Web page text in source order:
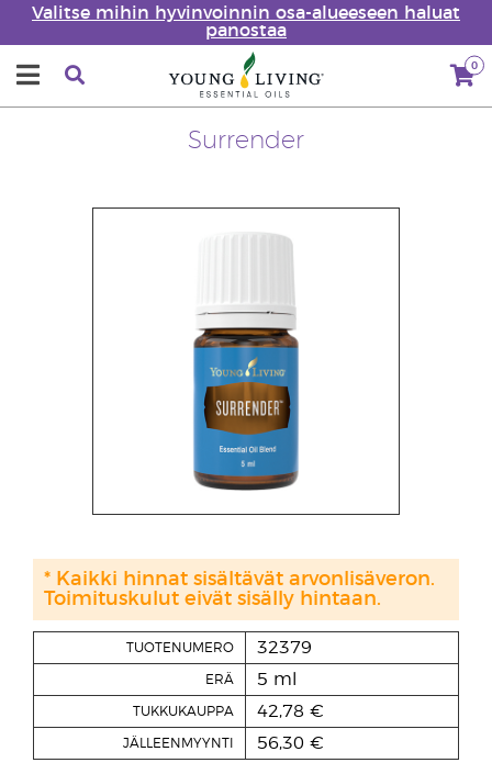
Valitse mihin hyvinvoinnin osa-alueeseen haluat
panostaa
0
Surrender
TUOTENUMERO 32379
ERÄ 5 ml
TUKKUKAUPPA 42,78 €
JÄLLEENMYYNTI 56,30 €
* Kaikki hinnat sisältävät arvonlisäveron.
Toimituskulut eivät sisälly hintaan.